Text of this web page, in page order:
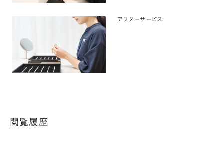
アフターサービス
閲覧履歴